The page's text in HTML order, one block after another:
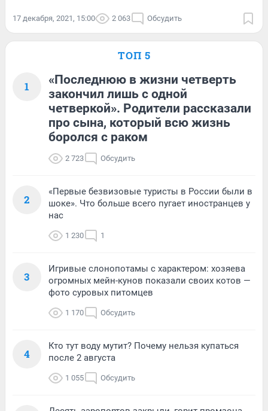
17 декабря, 2021, 15:00 2 063 Обсудить
ТОП 5
1
«Последнюю в жизни четверть
закончил лишь с одной
четверкой». Родители рассказали
про сына, который всю жизнь
боролся с раком
2 723 Обсудить
2
«Первые безвизовые туристы в России были в
шоке». Что больше всего пугает иностранцев у
нас
1 230 1
3
Игривые слонопотамы с характером: хозяева
огромных мейн-кунов показали своих котов —
фото суровых питомцев
1 170 Обсудить
4
Кто тут воду мутит? Почему нельзя купаться
после 2 августа
1 055 Обсудить